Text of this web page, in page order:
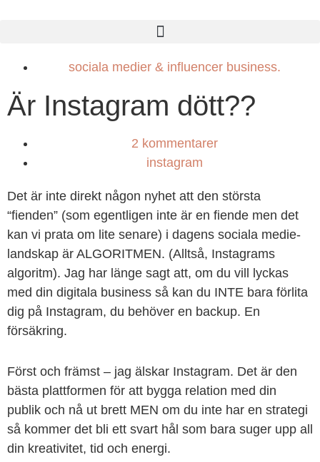
sociala medier & influencer business.
Är Instagram dött??
2 kommentarer
instagram
Det är inte direkt någon nyhet att den största
“fienden” (som egentligen inte är en fiende men det
kan vi prata om lite senare) i dagens sociala medie-
landskap är ALGORITMEN. (Alltså, Instagrams
algoritm). Jag har länge sagt att, om du vill lyckas
med din digitala business så kan du INTE bara förlita
dig på Instagram, du behöver en backup. En
försäkring.
Först och främst – jag älskar Instagram. Det är den
bästa plattformen för att bygga relation med din
publik och nå ut brett MEN om du inte har en strategi
så kommer det bli ett svart hål som bara suger upp all
din kreativitet, tid och energi.